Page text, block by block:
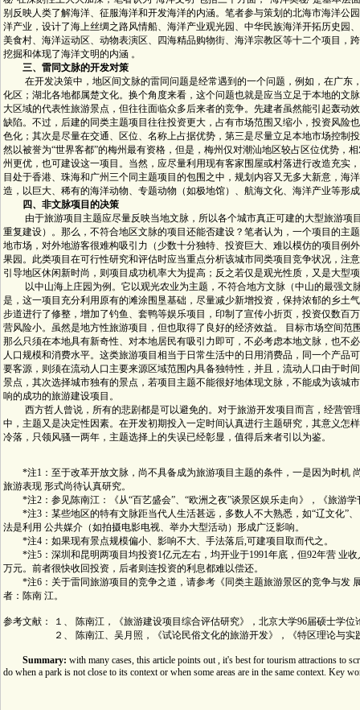
别反映人类了解海洋、征服海洋和开发海洋的内涵。笔者参与策划的北海市海洋公
洋产业，设计了海上丝绸之路风情船、海洋产业观光园、中华民族海洋开拓历史园
美食村、海洋运动区、动物表演区、四海精品购物街、海洋宗教区等十二个项目，
挖掘和体现了海洋文明的内涵 。
三、雷同文脉的开发对策
在开发决策中，地区间文脉的雷同问题是经常遇到的一个问题，例如，在广东
化区；湖北各地都属楚文化。换个角度来看，这个问题也就是应当立足于本地的文
大区域的代表性旅游景点，但往往面临众多后来者的竞争。先建者虽然能引起轰动
缺陷。不过，后建的同类主题项目往往投资更大，占有市场范围又缩小，投资风险
色化；其次是尽量在交通、区位、名称上占据优势，第三是尽量立足本地市场控制
然以被誉为“世界客都”的梅州最有资格，但是，梅州仅对潮汕地区较占区位优势，
州更优，也可建设这一项目。当然，应尽量利用现有客家围屋或村落进行改造充实
目处于香港、珠海和广州三个同主题项目的包围之中，规划内容又无多大新意，海
造，以巨大、稀有的海洋动物、专题动物（如极地馆）、航海文化、海洋产业等形
四、非文脉项目的决策
由于旅游项目主题应尽量反映当地文脉，所以各个城市真正可建的大型旅游项
重复建设）。那么，不符合地区文脉的项目还能否建设？笔者认为，一个项目的主
地市场，对外地游客很难构吸引力（少数十分独特、投资巨大、难以模仿的项目例
果园。此类项目在可行性研究和评估时应当重点分析该城市同类项目竞争状况，注
引导地区休闲新时尚，则项目成功机率大为提高；反之若仅是观光性质，又是大型
以中山海上庄园为例。它以观光农业为主题，不符合地方文脉（中山的最强文
是，这一项目充分利用原有的滩涂围垦基础，尽量减少新增投资，保持浓郁的乡土
步道进行了修整，增加了钓鱼、套鸭等娱乐项目，印制了宣传小折页，投资仅数百
营风险小。虽然是地方性旅游项目，但也取得了良好的经济效益。 目标市场空间
那么只须在本地具有新奇性、对本地居民有吸引力即可，不必考虑本地文脉，也不
人口规模和消费水平。这类旅游项目相当于日常生活中的日用消费品，同一个产品
要客源，则须在流动人口主要来源区域范围内具备独特性，并且，流动人口由于时
景点，其次选择城市独有的景点，若项目主题不能很好地体现文脉，不能成为该城
响的成功的旅游建设项目。
西方哲人曾说，所有的悲剧都是可以避免的。对于旅游开发项目而言，经营管
中，主题又是决定性因素。在开发初期投入一定时间认真进行主题研究，其意义怎
冷落，只领风骚一两年，主题选择上的失误已经彰显，值得后来者引以为鉴。
*注1：至于改革开放文脉，尚不具备成为旅游项目主题的条件，一是因为时机
旅游表现 形式尚待认真研究。
*注2：参见陈南江：《从“百艺盛会”、“欧洲之夜”谈景区娱乐走向》，《旅游学
*注3：某些地区的特有文脉距当代人生活甚远，多数人不大熟悉，如“辽文化”、
法是利用 公共媒介（如拍摄电影电视、举办大型活动）形成广泛影响。
*注4：如果现有景点规模偏小、影响不大、手法落后,可建项目取而代之。
*注5：深圳和昆明两项目均投资1亿元左右，均开业于1991年底，但92年营 业收
万元。前者很快收回投资，后者则连投资的利息都难以偿还。
*注6：关于雷同旅游项目的竞争之道，请参考《同类主题旅游景区的竞争与发
者：陈南 江。
参考文献： １、 陈南江，《旅游建设项目综合评估研究》，北京大学96届硕士学位
２、 陈南江、吴月照，《试论民俗文化的旅游开发》，《特区理论与实践
Summary: with many cases, this article points out , it's best for tourism attractions to
do when a park is not close to its context or when some areas are in the same context. Key